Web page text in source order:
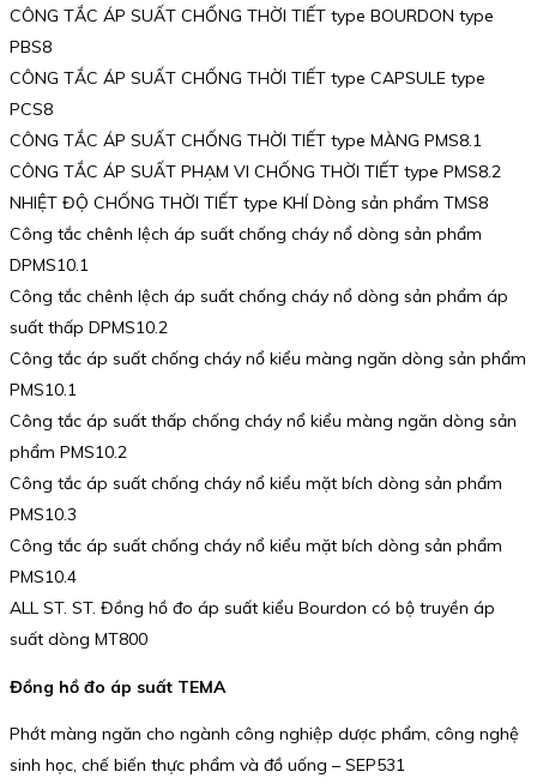
CÔNG TẮC ÁP SUẤT CHỐNG THỜI TIẾT type BOURDON type
PBS8
CÔNG TẮC ÁP SUẤT CHỐNG THỜI TIẾT type CAPSULE type
PCS8
CÔNG TẮC ÁP SUẤT CHỐNG THỜI TIẾT type MÀNG PMS8.1
CÔNG TẮC ÁP SUẤT PHẠM VI CHỐNG THỜI TIẾT type PMS8.2
NHIỆT ĐỘ CHỐNG THỜI TIẾT type KHÍ Dòng sản phẩm TMS8
Công tắc chênh lệch áp suất chống cháy nổ dòng sản phẩm
DPMS10.1
Công tắc chênh lệch áp suất chống cháy nổ dòng sản phẩm áp
suất thấp DPMS10.2
Công tắc áp suất chống cháy nổ kiểu màng ngăn dòng sản phẩm
PMS10.1
Công tắc áp suất thấp chống cháy nổ kiểu màng ngăn dòng sản
phẩm PMS10.2
Công tắc áp suất chống cháy nổ kiểu mặt bích dòng sản phẩm
PMS10.3
Công tắc áp suất chống cháy nổ kiểu mặt bích dòng sản phẩm
PMS10.4
ALL ST. ST. Đồng hồ đo áp suất kiểu Bourdon có bộ truyền áp
suất dòng MT800
Đồng hồ đo áp suất TEMA
Phớt màng ngăn cho ngành công nghiệp dược phẩm, công nghệ
sinh học, chế biến thực phẩm và đồ uống – SEP531